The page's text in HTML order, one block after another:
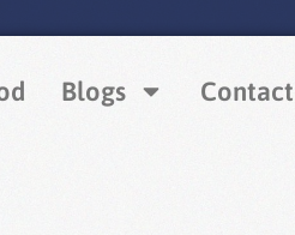
Blogs Contact